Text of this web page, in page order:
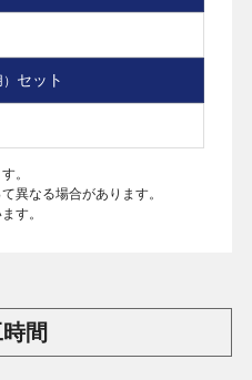
セット
。
異なる場合があります。
す。
間